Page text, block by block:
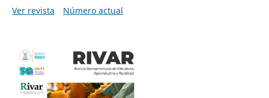
Ver revista
Número actual